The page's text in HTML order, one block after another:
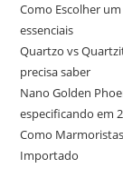
Como Escolher
essenciais
Quartzo vs
precisa saber
Nano Golden
especificando em
Como
Importado